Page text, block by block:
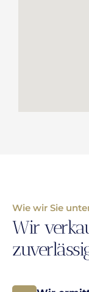
Wie wir Sie
Wir